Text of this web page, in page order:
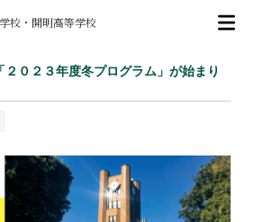
校・開明高等学校
０２３年度冬プログラム」が始まり